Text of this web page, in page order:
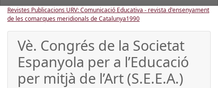
Revistes Publicacions URV: Comunicació Educativa - revista d'ensenyament
de les comarques meridionals de Catalunya1990
Vè. Congrés de la Societat
Espanyola per a l’Educació
per mitjà de l’Art (S.E.E.A.)